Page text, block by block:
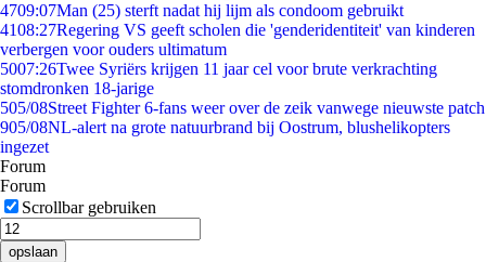
4709:07Man (25) sterft nadat hij lijm als condoom gebruikt
4108:27Regering VS geeft scholen die 'genderidentiteit' van kinderen
verbergen voor ouders ultimatum
5007:26Twee Syriërs krijgen 11 jaar cel voor brute verkrachting
stomdronken 18-jarige
505/08Street Fighter 6-fans weer over de zeik vanwege nieuwste patch
905/08NL-alert na grote natuurbrand bij Oostrum, blushelikopters
ingezet
Forum
Forum
Scrollbar gebruiken
opslaan